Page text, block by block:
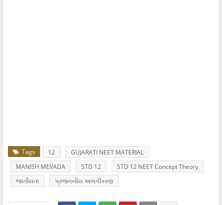
Tags 12
GUJARATI NEET MATERIAL
MANISH MEVADA
STD 12
STD 12 NEET Concept Theory
જાતીયતા
પ્રજનનીય અલગીકરણ